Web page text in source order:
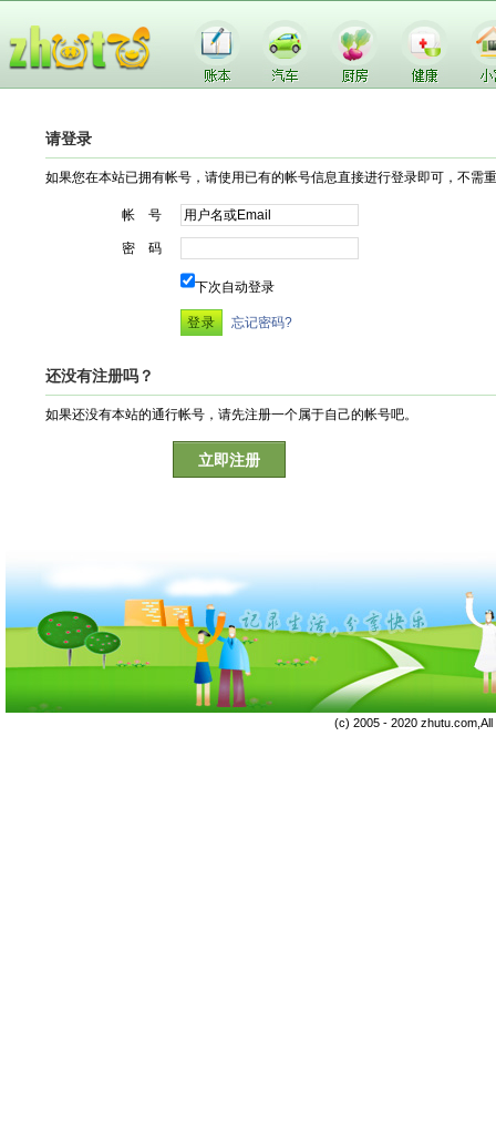
请登录
如果您在本站已拥有帐号，请使用已有的帐号信息直接进行登录即可，不需
帐 号
密 码
下次自动登录
忘记密码?
还没有注册吗？
如果还没有本站的通行帐号，请先注册一个属于自己的帐号吧。
立即注册
(c) 2005 - 2020